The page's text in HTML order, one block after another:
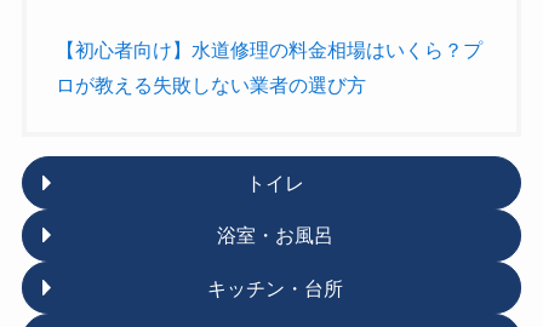
【初心者向け】水道修理の料金相場はいくら？プ
ロが教える失敗しない業者の選び方
トイレ
浴室・お風呂
キッチン・台所